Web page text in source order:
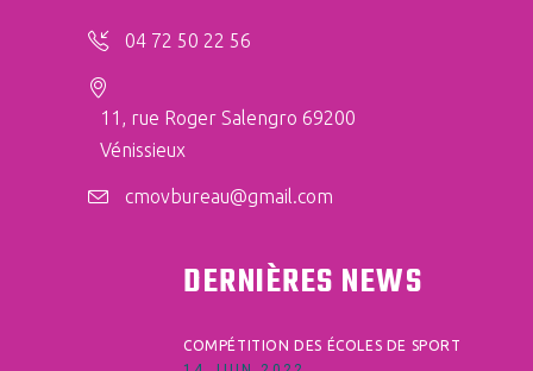
04 72 50 22 56
11, rue Roger Salengro 69200
Vénissieux
cmovbureau@gmail.com
DERNIÈRES NEWS
COMPÉTITION DES ÉCOLES DE SPORT